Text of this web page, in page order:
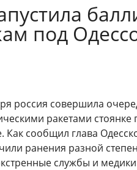
под
россия совершила
ракетами
Как сообщил глава
ранения разной
службы и